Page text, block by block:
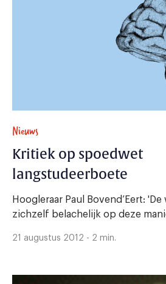
Nieuws
Kritiek op spoedwet
langstudeerboete
Hoogleraar Paul Bovend’Eert:
zichzelf belachelijk op deze
21 augustus 2012 - 2 min.